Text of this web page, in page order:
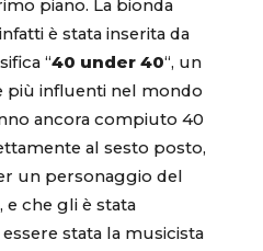
piano. La bionda
è stata inserita da
“40 under 40“, un
influenti nel mondo
ancora compiuto 40
al sesto posto,
un personaggio del
che gli è stata
stata la musicista